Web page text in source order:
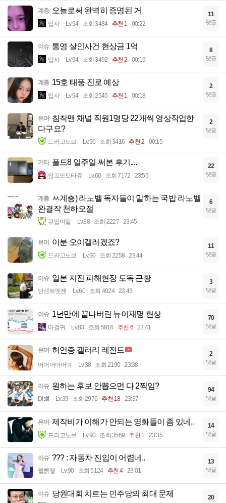
계층 오늘로써 완벽히 증명된 거
입사 Lv.94 조회 3484 추천 1 00:22
11
댓글
이슈 통영 살인사건 현상금 1억
입사 Lv.94 조회 3492 추천 2 00:19
8
댓글
계층 15호 태풍 진로 예상
입사 Lv.94 조회 2545 추천 1 00:18
2
댓글
유머 침착맨 채널 직원1명당 22개씩 영상작업한
다구요?
드라고노브 Lv.90 조회 3416 추천 2 00:15
2
댓글
기타 폴드8 일주일 써본 후기....
암꼬또모타쥬 Lv.60 조회 7172 23:55
22
댓글
계층 ㅆ계층) 라노벨 독자들이 말하는 국밥 라노벨
완결작 천하오절
큐땁이알 Lv.88 조회 2227 23:45
6
댓글
유머 이분 오이갤러겠죠?
드라고노브 Lv.90 조회 2258 23:44
11
댓글
이슈 일본 지진 피해현장 도독 근황
빈센트멧젠 Lv.60 조회 4024 23:43
3
댓글
이슈 1년만에 끝나버린 뉴이재명 현상
마검귀 Lv.83 조회 5816 추천 6 23:41
70
댓글
유머 허언증 갤러리 레전드
머머머머머며 Lv.38 조회 2190 23:38
2
댓글
이슈 원하는 후보 안뽑으면 다 2찍임?
Disifi Lv.39 조회 2976 추천 18 23:37
94
댓글
유머 제작비가 이해가 안되는 영화들이 좀 있네..
드라고노브 Lv.90 조회 3569 추천 1 23:35
14
댓글
이슈 ??? : 자동차 진입이 어렵네..
꿻뻵뗗 Lv.90 조회 5124 추천 4 23:01
13
댓글
이슈 당원대회 치르는 민주당의 최대 문제 20